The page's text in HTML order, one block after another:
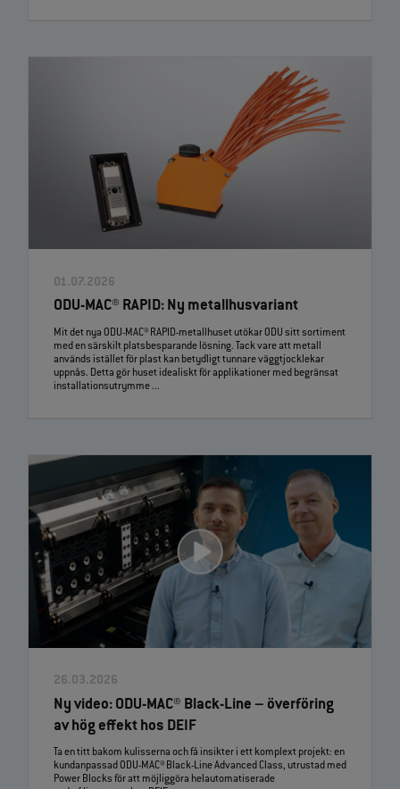
01.07.2026
ODU-MAC® RAPID: Ny metallhusvariant
Mit det nya ODU-MAC® RAPID-metallhuset utökar ODU sitt sortiment
med en särskilt platsbesparande lösning. Tack vare att metall
används istället för plast kan betydligt tunnare väggtjocklekar
uppnås. Detta gör huset idealiskt för applikationer med begränsat
installationsutrymme ...
26.03.2026
Ny video: ODU‑MAC® Black‑Line – överföring
av hög effekt hos DEIF
Ta en titt bakom kulisserna och få insikter i ett komplext projekt: en
kundanpassad ODU‑MAC® Black‑Line Advanced Class, utrustad med
Power Blocks för att möjliggöra helautomatiserade